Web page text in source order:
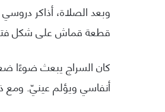
وبعد الصلاة، أذاكر
قطعة قماش على شكل
كان السراج يبعث ضوءًا
أنفاسي ويؤلم عينيّ. ومع